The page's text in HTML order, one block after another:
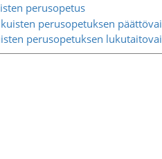
perusopetus
perusopetuksen
perusopetuksen